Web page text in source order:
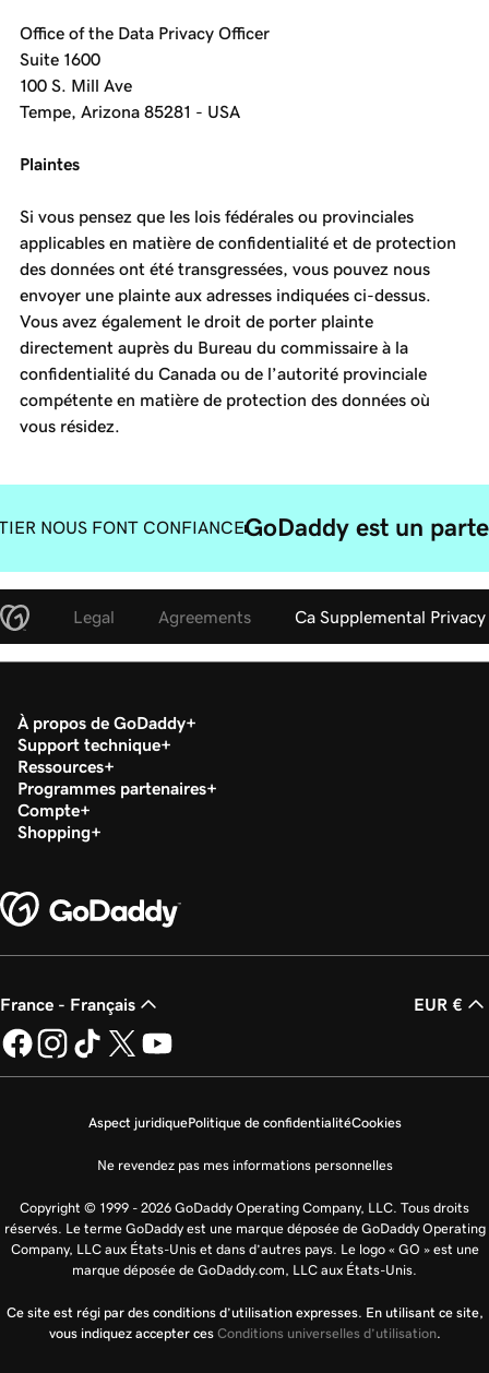
Office of the Data Privacy Officer
Suite 1600
100 S. Mill Ave
Tempe, Arizona 85281 - USA
Plaintes
Si vous pensez que les lois fédérales ou provinciales
applicables en matière de confidentialité et de protection
des données ont été transgressées, vous pouvez nous
envoyer une plainte aux adresses indiquées ci-dessus.
Vous avez également le droit de porter plainte
directement auprès du Bureau du commissaire à la
confidentialité du Canada ou de l’autorité provinciale
compétente en matière de protection des données où
vous résidez.
NOUS FONT CONFIANCEGoDaddy est un
Legal Agreements Ca Supplemental
À propos de GoDaddy
Support technique
Ressources
Programmes partenaires
Compte
Shopping
France - Français EUR €
Aspect juridiquePolitique de confidentialitéCookies
Ne revendez pas mes informations personnelles
Copyright © 1999 - 2026 GoDaddy Operating Company, LLC. Tous droits
réservés. Le terme GoDaddy est une marque déposée de GoDaddy Operating
Company, LLC aux États-Unis et dans d’autres pays. Le logo « GO » est une
marque déposée de GoDaddy.com, LLC aux États-Unis.
Ce site est régi par des conditions d’utilisation expresses. En utilisant ce site,
vous indiquez accepter ces Conditions universelles d’utilisation.